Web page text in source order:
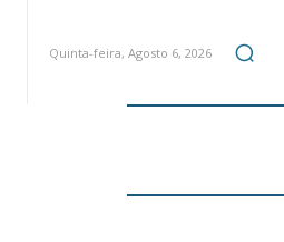
Quinta-feira, Agosto 6, 2026